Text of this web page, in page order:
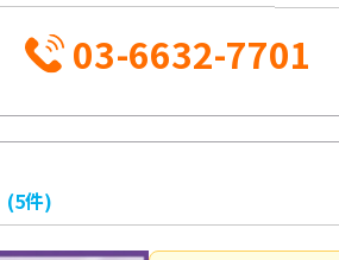
03-6632-7701
(5件)